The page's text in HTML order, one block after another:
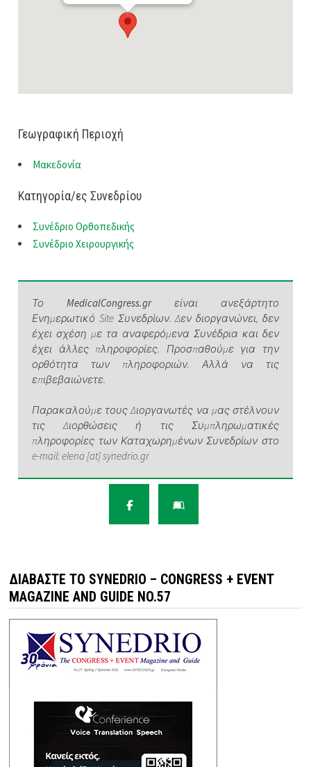
Γεωγραφική Περιοχή
Μακεδονία
Κατηγορία/ες Συνεδρίου
Συνέδριο Ορθοπεδικής
Συνέδριο Χειρουργικής
ΤοMedicalCongress.grείναι ανεξάρτητο
Ενημερωτικό Site Συνεδρίων. Δεν διοργανώνει, δεν
έχει σχέση με τα αναφερόμενα Συνέδρια και δεν
έχει άλλες πληροφορίες. Προσπαθούμε για την
ορθότητα των πληροφοριών. Αλλά να τις
επιβεβαιώνετε.
Παρακαλούμε τους Διοργανωτές να μας στέλνουν
τις Διορθώσεις ή τις Συμπληρωματικές
πληροφορίες των Καταχωρημένων Συνεδρίων στο
e-mail: elena [at] synedrio.gr
ΔΙΑΒΆΣΤΕ ΤΟ SYNEDRIO – CONGRESS + EVENT
MAGAZINE AND GUIDE NO.57